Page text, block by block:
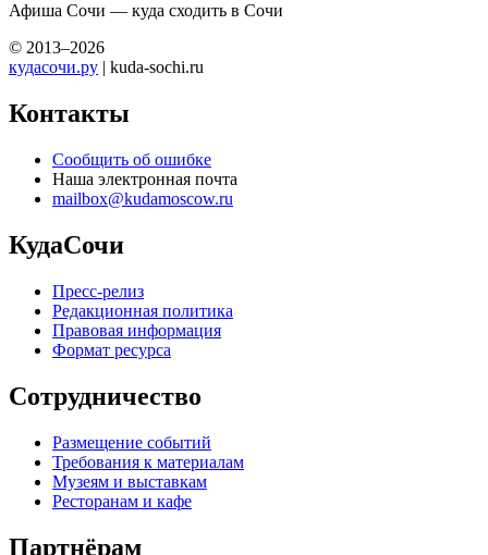
Афиша Сочи — куда сходить в Сочи
© 2013–2026
кудасочи.ру | kuda-sochi.ru
Контакты
Сообщить об ошибке
Наша электронная почта
mailbox@kudamoscow.ru
КудаСочи
Пресс-релиз
Редакционная политика
Правовая информация
Формат ресурса
Сотрудничество
Размещение событий
Требования к материалам
Музеям и выставкам
Ресторанам и кафе
Партнёрам